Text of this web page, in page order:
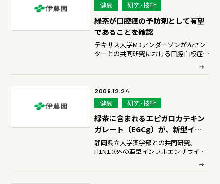
健康 研究･技術
緑茶が口腔癌の予防剤として有望
であることを確認
テキサス大学MDアンダーソンがんセン
ターとの共同研究における口腔白板症患
2009.12.24
健康 研究･技術
緑茶に含まれるエピガロカテキン
ガレート（EGCg）が、新型イン
フルエンザウイルス（H1N1）予
防に有効であることを細胞実験で
静岡県立大学薬学部との共同研究。
H1N1以外の亜型インフルエンザウイル